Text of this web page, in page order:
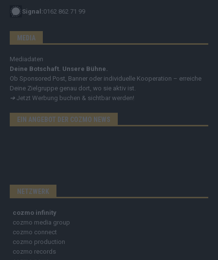
Signal:0162 862 71 99
MEDIA
Mediadaten
Deine Botschaft. Unsere Bühne.
Ob Sponsored Post, Banner oder individuelle Kooperation – erreiche
Deine Zielgruppe genau dort, wo sie aktiv ist.
➔ Jetzt Werbung buchen & sichtbar werden!
EIN ANGEBOT DER COZMO NEWS
NETZWERK
cozmo infinity
cozmo media group
cozmo connect
cozmo production
cozmo records